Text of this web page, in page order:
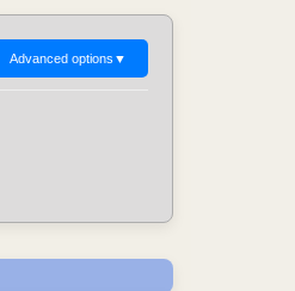
Advanced options ▼